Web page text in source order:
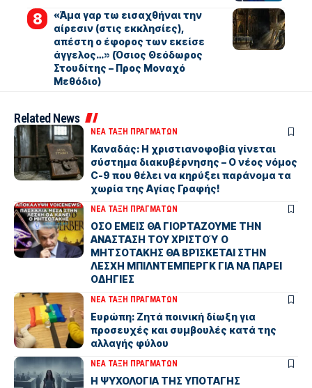
«Άμα γαρ τω εισαχθήναι την
αίρεσιν (στις εκκλησίες),
απέστη ο έφορος των εκείσε
άγγελος…» (Όσιος Θεόδωρος
Στουδίτης – Προς Μοναχό
Μεθόδιο)
Related News
ΝΕΑ ΤΑΞΗ ΠΡΑΓΜΑΤΩΝ
Καναδάς: Η χριστιανοφοβία γίνεται
σύστημα διακυβέρνησης – Ο νέος νόμος
C-9 που θέλει να κηρύξει παράνομα τα
χωρία της Αγίας Γραφής!
ΝΕΑ ΤΑΞΗ ΠΡΑΓΜΑΤΩΝ
ΟΣΟ ΕΜΕΙΣ ΘΑ ΓΙΟΡΤΑΖΟΥΜΕ ΤΗΝ
ΑΝΑΣΤΑΣΗ ΤΟΥ ΧΡΙΣΤΟΎ Ο
ΜΗΤΣΟΤΑΚΗΣ ΘΑ ΒΡΊΣΚΕΤΑΙ ΣΤΗΝ
ΛΕΣΧΗ ΜΠΙΛΝΤΕΜΠΕΡΓΚ ΓΙΑ ΝΑ ΠΑΡΕΙ
ΟΔΗΓΙΕΣ
ΝΕΑ ΤΑΞΗ ΠΡΑΓΜΑΤΩΝ
Ευρώπη: Ζητά ποινική δίωξη για
προσευχές και συμβουλές κατά της
αλλαγής φύλου
ΝΕΑ ΤΑΞΗ ΠΡΑΓΜΑΤΩΝ
Η ΨΥΧΟΛΟΓΙΑ ΤΗΣ ΥΠΟΤΑΓΗΣ